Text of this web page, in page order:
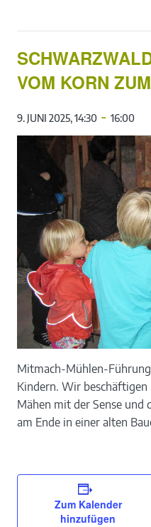
VOM KORN
9. JUNI 2025, 14:30 - 16:00
Mitmach-Mühlen-
Kindern. Wir
Mähen mit der Sense und
am Ende in einer alten
Zum Kalender
hinzufügen